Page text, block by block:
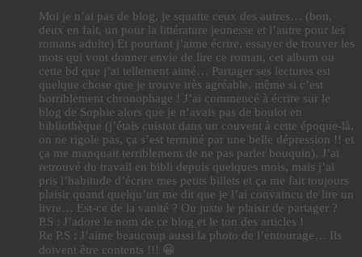
Moi je n’ai pas de blog, je squatte ceux des autres… (bon,
deux en fait, un pour la littérature jeunesse et l’autre pour les
romans adulte) Et pourtant j’aime écrire, essayer de trouver les
mots qui vont donner envie de lire ce roman, cet album ou
cette bd que j’ai tellement aimé… Partager ses lectures est
quelque chose que je trouve très agréable, même si c’est
horriblement chronophage ! J’ai commencé à écrire sur le
blog de Sophie alors que je n’avais pas de boulot en
bibliothèque (j’étais cuistot dans un couvent à cette époque-là,
on ne rigole pas, ça s’est terminé par une belle dépression !! et
ça me manquait terriblement de ne pas parler bouquin). J’ai
retrouvé du travail en bibli depuis quelques mois, mais j’ai
pris l’habitude d’écrire mes petits billets et ça me fait toujours
plaisir quand quelqu’un me dit que je l’ai convaincu de lire un
livre… Est-ce de la vanité ? Ou juste le plaisir de partager ?
P.S : J’adore le nom de ce blog et le ton des articles !
Re P.S : J’aime beaucoup aussi la photo de l’entourage… Ils
doivent être contents !!! 😀